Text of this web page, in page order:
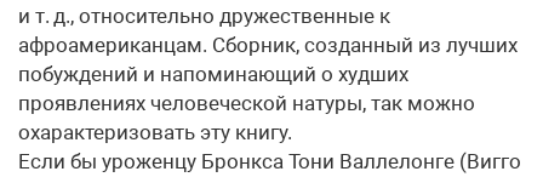
и т. д., относительно дружественные к
афроамериканцам. Сборник, созданный из лучших
побуждений и напоминающий о худших
проявлениях человеческой натуры, так можно
охарактеризовать эту книгу.
Если бы уроженцу Бронкса Тони Валлелонге (Вигго